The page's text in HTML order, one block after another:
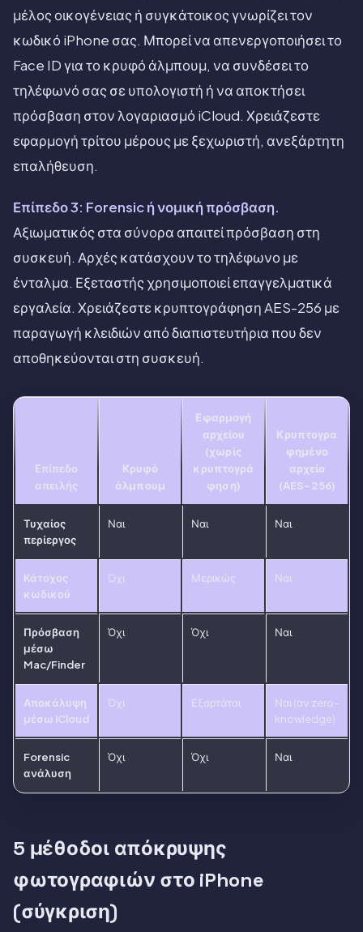
μέλος οικογένειας ή συγκάτοικος γνωρίζει τον
κωδικό iPhone σας. Μπορεί να απενεργοποιήσει το
Face ID για το κρυφό άλμπουμ, να συνδέσει το
τηλέφωνό σας σε υπολογιστή ή να αποκτήσει
πρόσβαση στον λογαριασμό iCloud. Χρειάζεστε
εφαρμογή τρίτου μέρους με ξεχωριστή, ανεξάρτητη
επαλήθευση.
Επίπεδο 3: Forensic ή νομική πρόσβαση.
Αξιωματικός στα σύνορα απαιτεί πρόσβαση στη
συσκευή. Αρχές κατάσχουν το τηλέφωνο με
ένταλμα. Εξεταστής χρησιμοποιεί επαγγελματικά
εργαλεία. Χρειάζεστε κρυπτογράφηση AES-256 με
παραγωγή κλειδιών από διαπιστευτήρια που δεν
αποθηκεύονται στη συσκευή.
Επίπεδο
απειλής
Κρυφό
άλμπουμ
Εφαρμογή
αρχείου
(χωρίς
κρυπτογρά
φηση)
Κρυπτογρα
φημένο
αρχείο
(AES-256)
Τυχαίος
περίεργος
Ναι Ναι Ναι
Κάτοχος
κωδικού
Όχι Μερικώς Ναι
Πρόσβαση
μέσω
Mac/Finder
Όχι Όχι Ναι
Αποκάλυψη
μέσω iCloud
Όχι Εξαρτάται
Ναι (αν zero-
knowledge)
Forensic
ανάλυση
Όχι Όχι Ναι
5 μέθοδοι απόκρυψης
φωτογραφιών στο iPhone
(σύγκριση)